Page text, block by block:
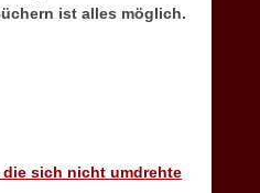
ist alles möglich.
die sich nicht umdrehte